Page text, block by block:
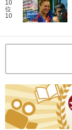
10
位
10